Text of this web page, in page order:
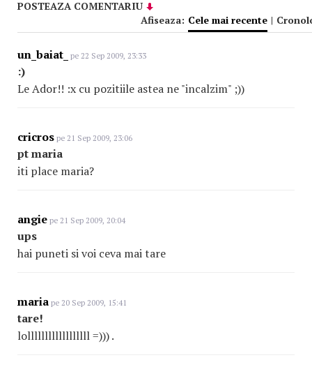
POSTEAZA COMENTARIU
Afiseaza: Cele mai recente |
un_baiat_ pe 22 Sep 2009, 23:33
:)
Le Ador!! :x cu pozitiile astea ne "incalzim" ;))
cricros pe 21 Sep 2009, 23:06
pt maria
iti place maria?
angie pe 21 Sep 2009, 20:04
ups
hai puneti si voi ceva mai tare
maria pe 20 Sep 2009, 15:41
tare!
lollllllllllllllllll=))) .